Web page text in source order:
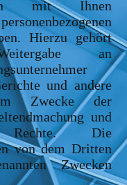
mit Ihnen
Hierzu gehört
an
und andere
Zwecke der
und
Rechte. Die
von dem Dritten
Zwecken